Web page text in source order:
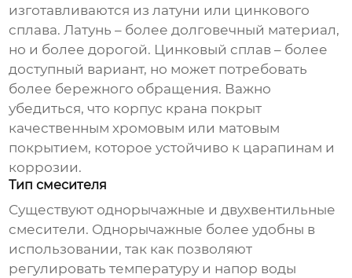
изготавливаются из латуни или цинкового
сплава. Латунь – более долговечный материал,
но и более дорогой. Цинковый сплав – более
доступный вариант, но может потребовать
более бережного обращения. Важно
убедиться, что корпус крана покрыт
качественным хромовым или матовым
покрытием, которое устойчиво к царапинам и
коррозии.
Тип смесителя
Существуют однорычажные и двухвентильные
смесители. Однорычажные более удобны в
использовании, так как позволяют
регулировать температуру и напор воды